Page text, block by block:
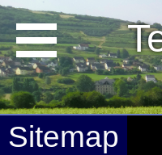
Sitemap